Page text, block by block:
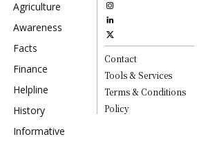
Agriculture
Awareness
Facts
Finance
Helpline
History
Informative
Contact
Tools & Services
Terms & Conditions
Policy